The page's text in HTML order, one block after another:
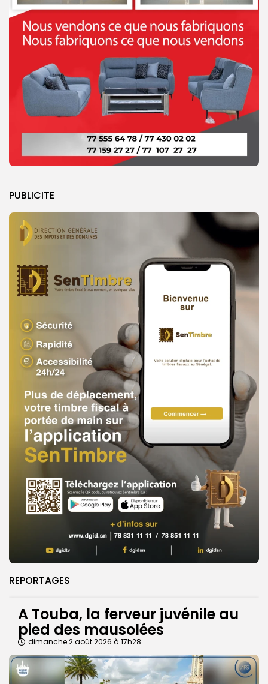
PUBLICITE
REPORTAGES
A Touba, la ferveur juvénile au
pied des mausolées
dimanche 2 août 2026 à 17h28